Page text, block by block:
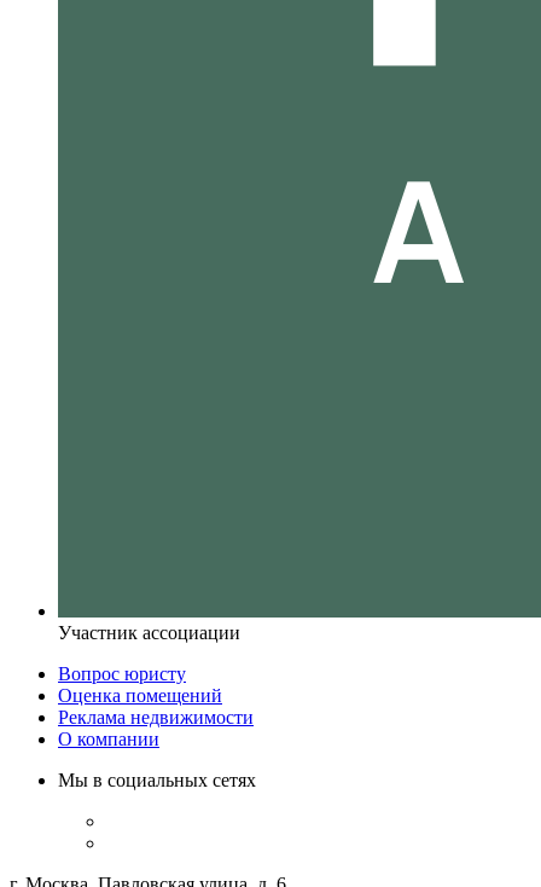
Участник ассоциации
Вопрос юристу
Оценка помещений
Реклама недвижимости
О компании
Мы в социальных сетях